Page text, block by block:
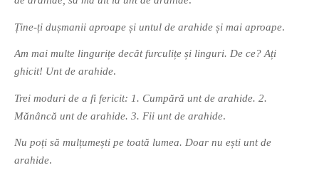
Ține-ți dușmanii aproape și untul de arahide și mai aproape.
Am mai multe lingurițe decât furculițe și linguri. De ce? Ați
ghicit! Unt de arahide.
Trei moduri de a fi fericit: 1. Cumpără unt de arahide. 2.
Mănâncă unt de arahide. 3. Fii unt de arahide.
Nu poți să mulțumești pe toată lumea. Doar nu ești unt de
arahide.